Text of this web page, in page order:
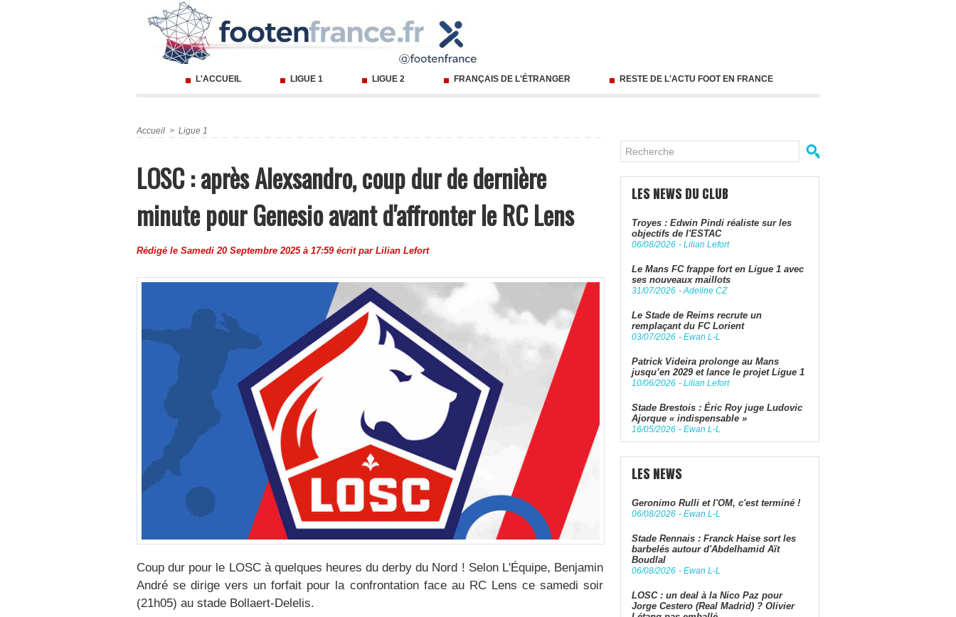
L'ACCUEIL LIGUE 1 LIGUE 2 FRANÇAIS DE L'ÉTRANGER RESTE DE L'ACTU FOOT EN FRANCE
Accueil > Ligue 1
LOSC : après Alexsandro, coup dur de dernière
minute pour Genesio avant d'affronter le RC Lens
Rédigé le Samedi 20 Septembre 2025 à 17:59 écrit par Lilian Lefort
Coup dur pour le LOSC à quelques heures du derby du Nord ! Selon L'Équipe, Benjamin
André se dirige vers un forfait pour la confrontation face au RC Lens ce samedi soir
(21h05) au stade Bollaert-Delelis.
LES NEWS DU CLUB
Troyes : Edwin Pindi réaliste sur les
objectifs de l'ESTAC
06/08/2026 - Lilian Lefort
Le Mans FC frappe fort en Ligue 1 avec
ses nouveaux maillots
31/07/2026 -Adeline CZ
Le Stade de Reims recrute un
remplaçant du FC Lorient
03/07/2026 - Ewan L-L
Patrick Videira prolonge au Mans
jusqu’en 2029 et lance le projet Ligue 1
10/06/2026 - Lilian Lefort
Stade Brestois : Éric Roy juge Ludovic
Ajorque « indispensable »
16/05/2026 - Ewan L-L
LES NEWS
Geronimo Rulli et l'OM, c'est terminé !
06/08/2026 - Ewan L-L
Stade Rennais : Franck Haise sort les
barbelés autour d'Abdelhamid Aït
Boudlal
06/08/2026 - Ewan L-L
LOSC : un deal à la Nico Paz pour
Jorge Cestero (Real Madrid) ? Olivier